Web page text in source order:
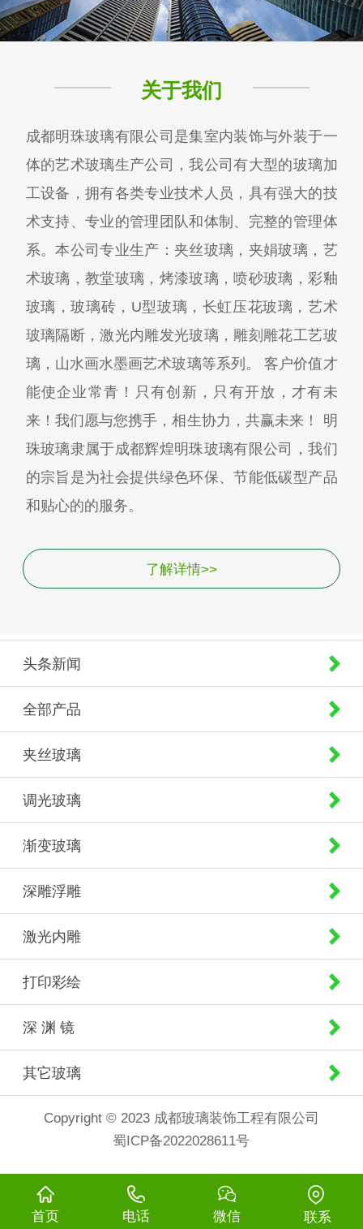
关于我们
成都明珠玻璃有限公司是集室内装饰与外装于一
体的艺术玻璃生产公司，我公司有大型的玻璃加
工设备，拥有各类专业技术人员，具有强大的技
术支持、专业的管理团队和体制、完整的管理体
系。本公司专业生产：夹丝玻璃，夹娟玻璃，艺
术玻璃，教堂玻璃，烤漆玻璃，喷砂玻璃，彩釉
玻璃，玻璃砖，U型玻璃，长虹压花玻璃，艺术
玻璃隔断，激光内雕发光玻璃，雕刻雕花工艺玻
璃，山水画水墨画艺术玻璃等系列。 客户价值才
能使企业常青！只有创新，只有开放，才有未
来！我们愿与您携手，相生协力，共赢未来！ 明
珠玻璃隶属于成都辉煌明珠玻璃有限公司，我们
的宗旨是为社会提供绿色环保、节能低碳型产品
和贴心的的服务。
了解详情>>
头条新闻
全部产品
夹丝玻璃
调光玻璃
渐变玻璃
深雕浮雕
激光内雕
打印彩绘
深 渊 镜
其它玻璃
Copyright © 2023 成都玻璃装饰工程有限公司
蜀ICP备2022028611号
首页 电话 微信 联系